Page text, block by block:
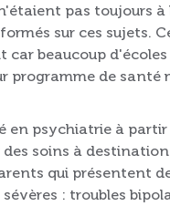
pas toujours à
sur ces sujets.
car beaucoup
programme de santé
en psychiatrie à partir
des soins à
qui présentent
: troubles